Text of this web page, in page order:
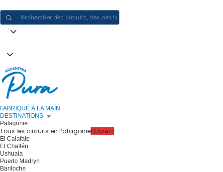
FABRIQUÉ À LA MAIN
DESTINATIONS
Patagonie
Tous les circuits en PatagonieOuvrez !
El Calafate
El Chaltén
Ushuaia
Puerto Madryn
Bariloche